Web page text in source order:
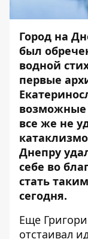
Город на
был
водной
первые
возможные
все же не
Днепру
себе во
стать
сегодня.
Еще
отстаивал